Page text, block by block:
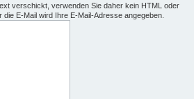
verschickt, verwenden Sie daher kein HTML oder
E-Mail wird Ihre E-Mail-Adresse angegeben.